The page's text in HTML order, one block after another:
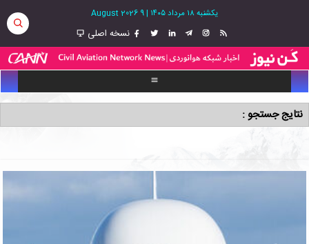
یکشنبه ۱۸ مرداد ۱۴۰۵ |
9 August 2026
نسخه اصلی
نتایج جستجو :